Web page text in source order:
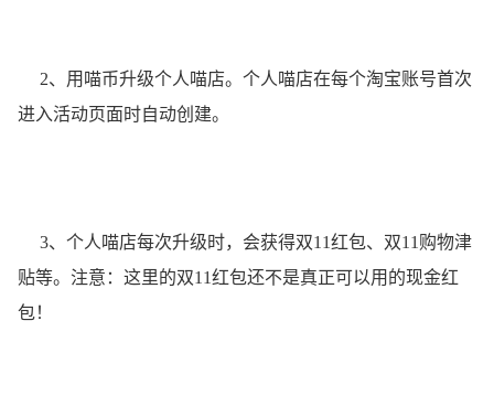
2、用喵币升级个人喵店。个人喵店在每个淘宝账号首次
进入活动页面时自动创建。
3、个人喵店每次升级时，会获得双11红包、双11购物津
贴等。注意：这里的双11红包还不是真正可以用的现金红
包！